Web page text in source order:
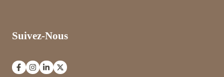
Suivez-Nous